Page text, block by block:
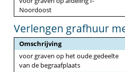
Noordoost
Verlengen grafhuur
Omschrijving
voor graven op het oude gedeelte
van de begraafplaats